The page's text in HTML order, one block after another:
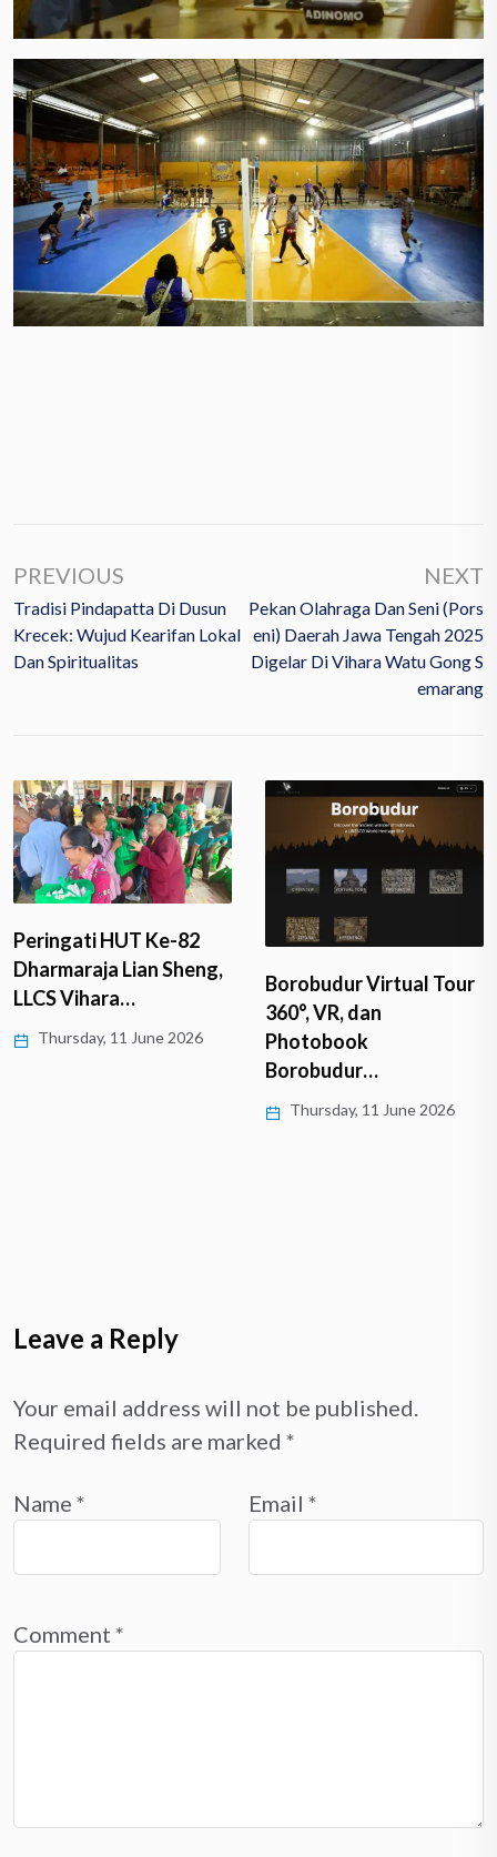
PREVIOUS
Tradisi Pindapatta Di Dusun
Krecek: Wujud Kearifan Lokal
Dan Spiritualitas
NEXT
Pekan Olahraga Dan Seni (Pors
Eni) Daerah Jawa Tengah 2025
Digelar Di Vihara Watu Gong S
Emarang
Peringati HUT Ke-82
Dharmaraja Lian Sheng,
LLCS Vihara…
Thursday, 11 June 2026
Borobudur Virtual Tour
360°, VR, dan
Photobook
Borobudur…
Thursday, 11 June 2026
Leave a Reply
Your email address will not be published.
Required fields are marked *
Name * Email *
Comment *